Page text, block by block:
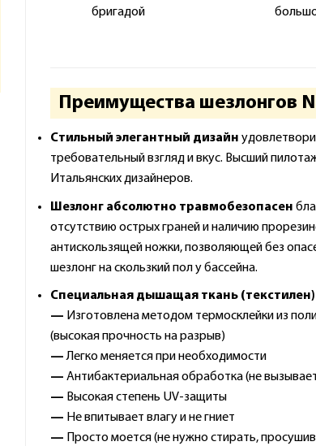
бригадой
Преимущества шезлонгов
Стильный элегантный дизайн
требовательный взгляд и вкус. Высший
Итальянских дизайнеров.
Шезлонг абсолютно травмобезопасен
отсутствию острых граней и наличию
антискользящей ножки, позволяющей без
шезлонг на скользкий пол у бассейна.
Специальная дышащая ткань (текстилен)
— Изготовлена методом термосклейки из
(высокая прочность на разрыв)
—Легко меняется при необходимости
— Антибактериальная обработка (не
— Высокая степень UV-защиты
— Не впитывает влагу и не гниет
— Просто моется (не нужно стирать,